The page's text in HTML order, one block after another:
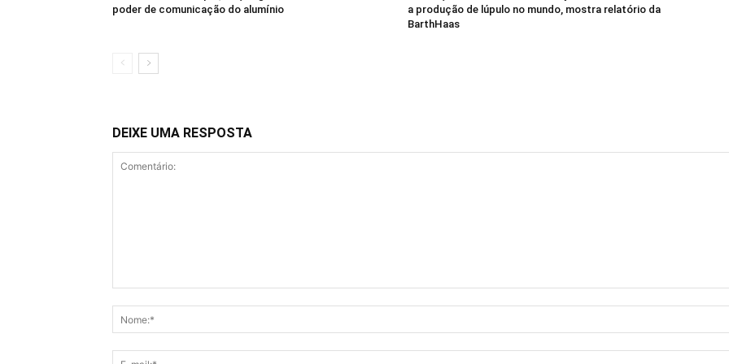
poder de comunicação do alumínio
a produção de lúpulo no mundo, mostra relatório da
BarthHaas
DEIXE UMA RESPOSTA